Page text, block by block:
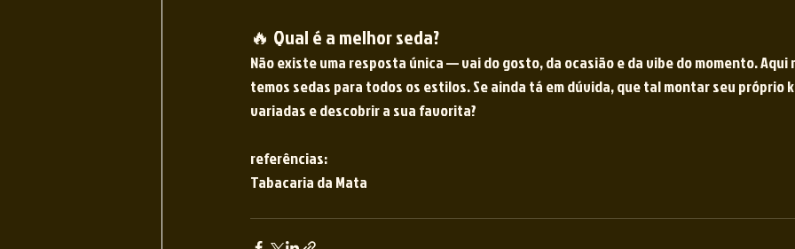
🔥 Qual é a melhor seda?
Não existe uma resposta única — vai do gosto, da ocasião e da vibe do momento. Aqui
temos sedas para todos os estilos. Se ainda tá em dúvida, que tal montar seu próprio
variadas e descobrir a sua favorita?
referências:
Tabacaria da Mata